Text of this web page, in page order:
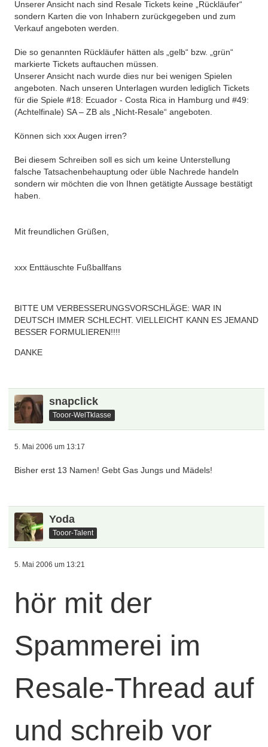
Unserer Ansicht nach sind Resale Tickets keine „Rückläufer“
sondern Karten die von Inhabern zurückgegeben und zum
Verkauf angeboten werden.
Die so genannten Rückläufer hätten als „gelb“ bzw. „grün“
markierte Tickets auftauchen müssen.
Unserer Ansicht nach wurde dies nur bei wenigen Spielen
angeboten. Nach unseren Unterlagen wurden lediglich Tickets
für die Spiele#18: Ecuador - Costa Rica in Hamburg und #49:
(Achtelfinale) SA – ZB als „Nicht-Resale“ angeboten.
Können sich xxx Augen irren?
Bei diesem Schreiben soll es sich um keine Unterstellung
falsche Tatsachenbehauptung oder üble Nachrede handeln
sondern wir möchten die von Ihnen getätigte Aussage bestätigt
haben.
Mit freundlichen Grüßen,
xxx Enttäuschte Fußballfans
BITTE UM VERBESSERUNGSVORSCHLÄGE: WAR IN
DEUTSCH IMMER SCHLECHT. VIELLEICHT KANN ES JEMAND
BESSER FORMULIEREN!!!!
DANKE
snapclick
Tooor-WelTklasse
5. Mai 2006 um 13:17
Bisher erst 13 Namen! Gebt Gas Jungs und Mädels!
Yoda
Tooor-Talent
5. Mai 2006 um 13:21
hör mit der
Spammerei im
Resale-Thread auf
und schreib vor